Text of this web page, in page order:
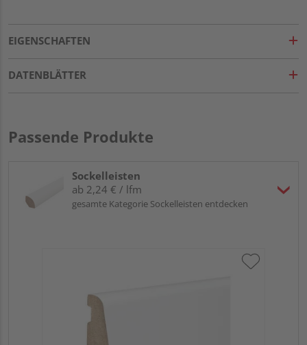
EIGENSCHAFTEN
DATENBLÄTTER
Passende Produkte
Sockelleisten
ab 2,24 € / lfm
gesamte Kategorie Sockelleisten entdecken